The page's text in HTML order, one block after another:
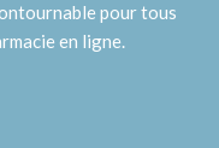
pour tous
en ligne.